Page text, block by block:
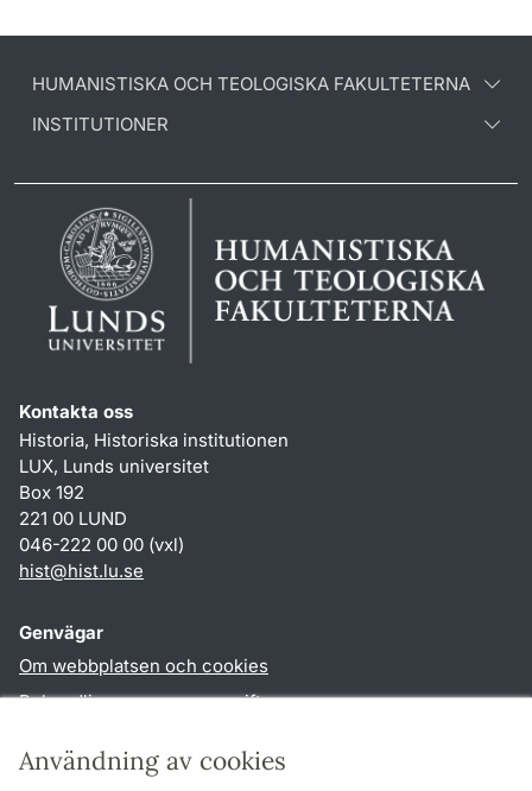
Användning av cookies
HUMANISTISKA OCH TEOLOGISKA FAKULTETERNA
INSTITUTIONER
Kontakta oss
Historia, Historiska institutionen
LUX, Lunds universitet
Box 192
221 00 LUND
046-222 00 00 (vxl)
hist@hist.lu.se
Genvägar
Om webbplatsen och cookies
Behandling av personuppgifter
TYPO3-login